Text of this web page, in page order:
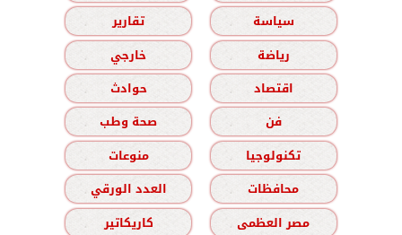
سياسة
تقارير
رياضة
خارجي
اقتصاد
حوادث
فن
صحة وطب
تكنولوجيا
منوعات
محافظات
العدد الورقي
مصر العظمى
كاريكاتير